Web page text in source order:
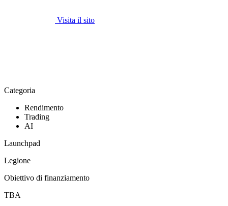
Visita il sito
Categoria
Rendimento
Trading
AI
Launchpad
Legione
Obiettivo di finanziamento
TBA